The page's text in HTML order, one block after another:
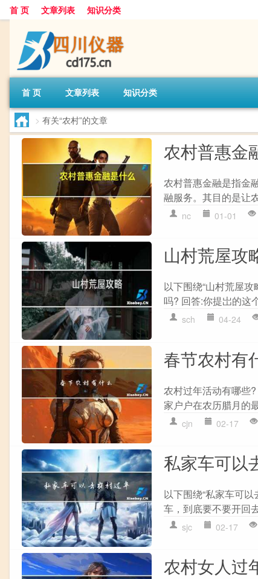
首 页 文章列表 知识分类
首 页 文章列表 知识分类
> 有关“农村”的文章
农村普惠金
农村普惠金融是指金
融服务。其目的是让
nc 01-01
山村荒屋攻
以下围绕“山村荒屋
吗? 回答:你提岀的这
sch 04-24
春节农村有
农村过年活动有哪些
家户户在农历腊月的
cjn 02-17
私家车可以
以下围绕“私家车可
车，到底要不要开回
sjc 02-17
农村女人过